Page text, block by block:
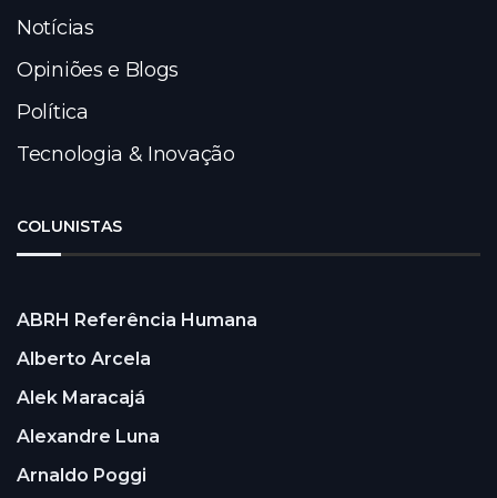
Notícias
Opiniões e Blogs
Política
Tecnologia & Inovação
COLUNISTAS
ABRH Referência Humana
Alberto Arcela
Alek Maracajá
Alexandre Luna
Arnaldo Poggi